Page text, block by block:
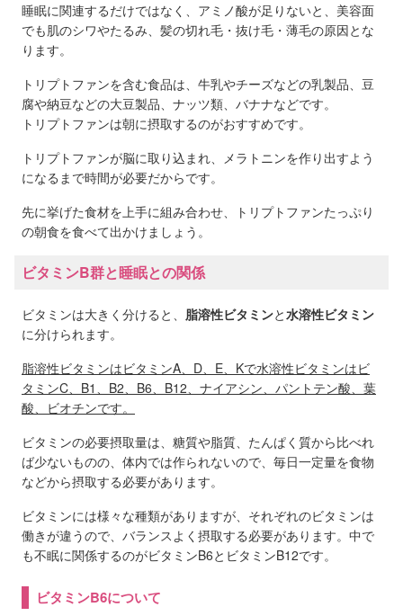
睡眠に関連するだけではなく、アミノ酸が足りないと、美容面
でも肌のシワやたるみ、髪の切れ毛・抜け毛・薄毛の原因とな
ります。
トリプトファンを含む食品は、牛乳やチーズなどの乳製品、豆
腐や納豆などの大豆製品、ナッツ類、バナナなどです。
トリプトファンは朝に摂取するのがおすすめです。
トリプトファンが脳に取り込まれ、メラトニンを作り出すよう
になるまで時間が必要だからです。
先に挙げた食材を上手に組み合わせ、トリプトファンたっぷり
の朝食を食べて出かけましょう。
ビタミンB群と睡眠との関係
ビタミンは大きく分けると、 脂溶性ビタミンと水溶性ビタミン
に分けられます。
脂溶性ビタミンはビタミンA、D、E、Kで水溶性ビタミンはビ
タミンC、B1、B2、B6、B12、ナイアシン、パントテン酸、葉
酸、ビオチンです。
ビタミンの必要摂取量は、糖質や脂質、たんぱく質から比べれ
ば少ないものの、体内では作られないので、毎日一定量を食物
などから摂取する必要があります。
ビタミンには様々な種類がありますが、それぞれのビタミンは
働きが違うので、バランスよく摂取する必要があります。中で
も不眠に関係するのがビタミンB6とビタミンB12です。
ビタミンB6について